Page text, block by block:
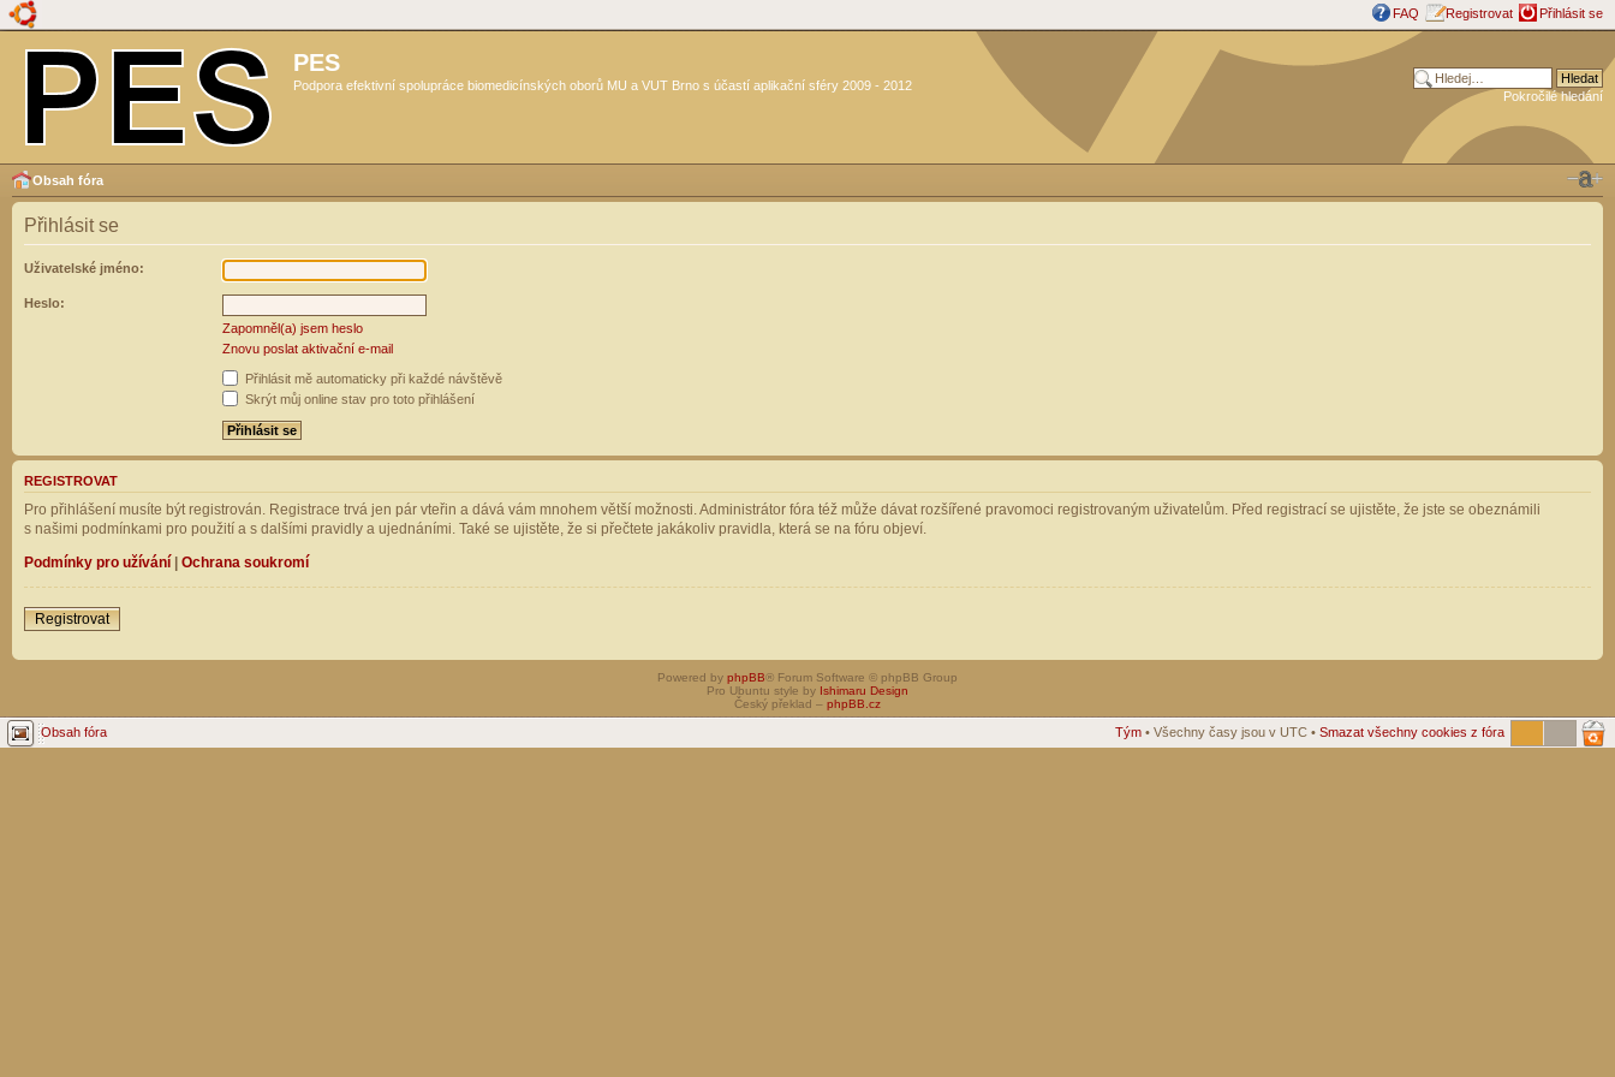
FAQ Registrovat Přihlásit se
PES
Podpora efektivní spolupráce biomedicínských oborů MU a VUT Brno s účastí aplikační sféry 2009 - 2012
Pokročilé hledání
Obsah fóra
Přihlásit se
Uživatelské jméno:
Heslo:
Zapomněl(a) jsem heslo
Znovu poslat aktivační e-mail
Přihlásit mě automaticky při každé návštěvě
Skrýt můj online stav pro toto přihlášení
REGISTROVAT
Pro přihlášení musíte být registrován. Registrace trvá jen pár vteřin a dává vám mnohem větší možnosti. Administrátor fóra též může dávat rozšířené pravomoci registrovaným uživatelům. Před registrací se ujistěte, že jste se obeznámili
s našimi podmínkami pro použití a s dalšími pravidly a ujednáními. Také se ujistěte, že si přečtete jakákoliv pravidla, která se na fóru objeví.
Podmínky pro užívání | Ochrana soukromí
Registrovat
Powered by phpBB® Forum Software © phpBB Group
Pro Ubuntu style by Ishimaru Design
Český překlad – phpBB.cz
Obsah fóra Tým • Všechny časy jsou v UTC • Smazat všechny cookies z fóra